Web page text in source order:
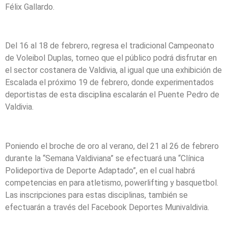
Félix Gallardo.
Del 16 al 18 de febrero, regresa el tradicional Campeonato
de Voleibol Duplas, torneo que el público podrá disfrutar en
el sector costanera de Valdivia, al igual que una exhibición de
Escalada el próximo 19 de febrero, donde experimentados
deportistas de esta disciplina escalarán el Puente Pedro de
Valdivia.
Poniendo el broche de oro al verano, del 21 al 26 de febrero
durante la “Semana Valdiviana” se efectuará una “Clínica
Polideportiva de Deporte Adaptado”, en el cual habrá
competencias en para atletismo, powerlifting y basquetbol.
Las inscripciones para estas disciplinas, también se
efectuarán a través del Facebook Deportes Munivaldivia.